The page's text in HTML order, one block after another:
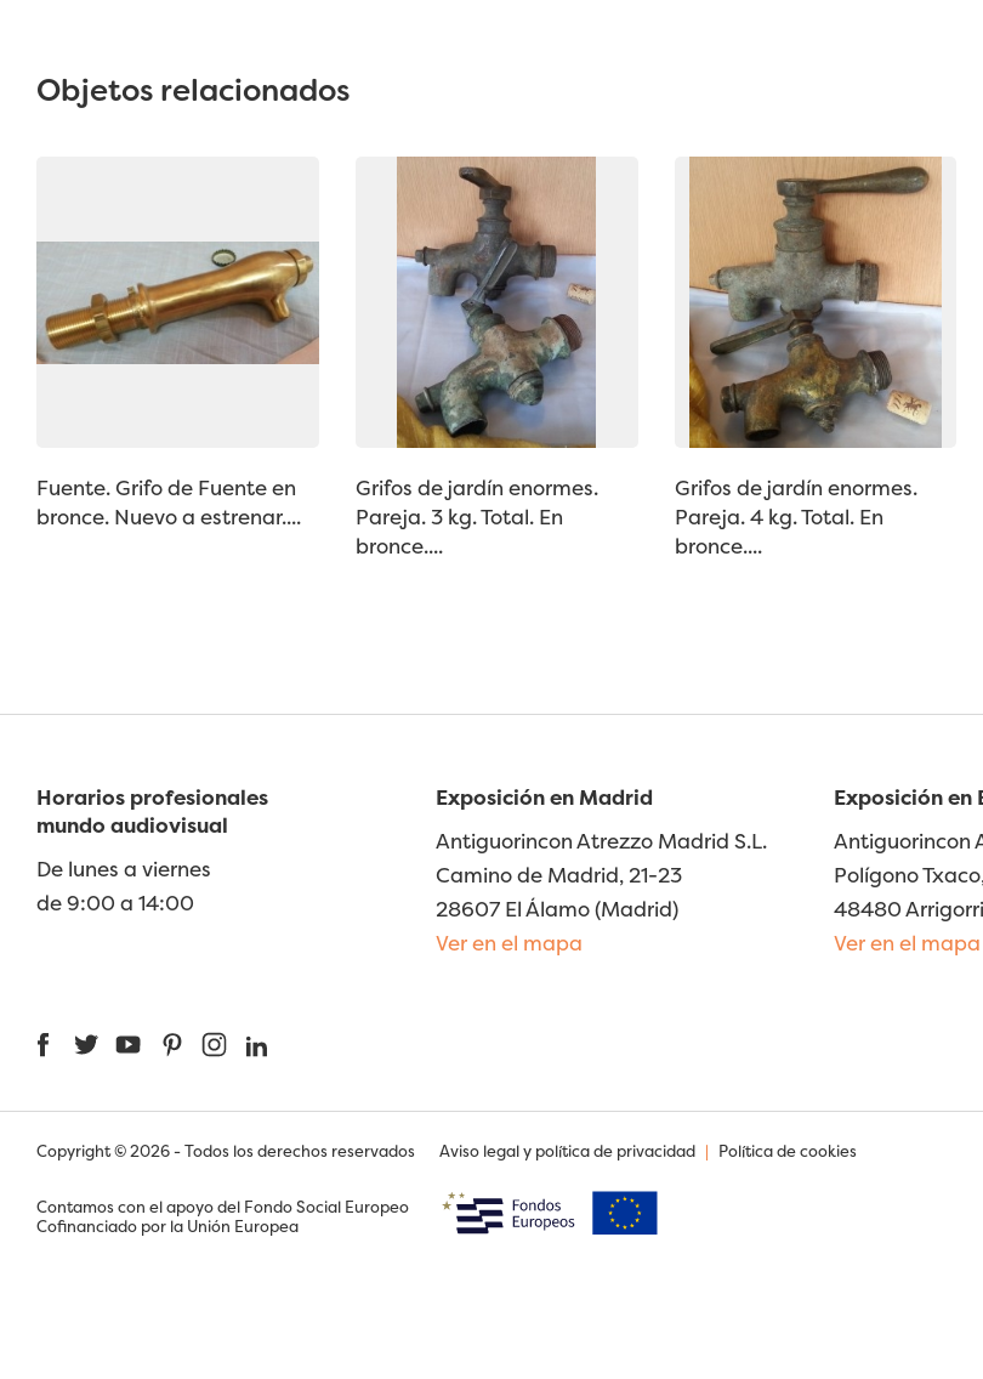
Objetos relacionados
Fuente. Grifo de Fuente en
bronce. Nuevo a estrenar....
Grifos de jardín enormes.
Pareja. 3 kg. Total. En
bronce....
Grifos de jardín enormes.
Pareja. 4 kg. Total. En
bronce....
Horarios profesionales
mundo audiovisual
De lunes a viernes
de 9:00 a 14:00
Exposición en Madrid
Antiguorincon Atrezzo Madrid S.L.
Camino de Madrid, 21-23
28607 El Álamo (Madrid)
Ver en el mapa
Exposición en
Antiguorincon
Polígono
48480
Ver en el mapa
FacebookTwitterYouTubePinterestInstagram
Copyright © 2026 - Todos los derechos reservados Aviso legal y política de privacidad | Política de cookies
Contamos con el apoyo del Fondo Social Europeo
Cofinanciado por la Unión Europea